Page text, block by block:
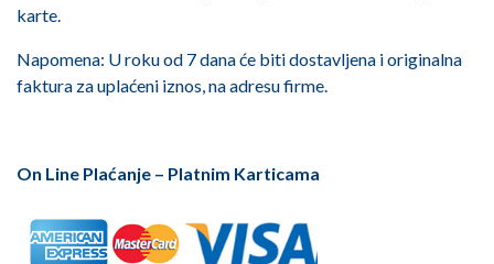
karte.
Napomena: U roku od 7 dana će biti dostavljena i originalna
faktura za uplaćeni iznos, na adresu firme.
On Line Plaćanje – Platnim Karticama